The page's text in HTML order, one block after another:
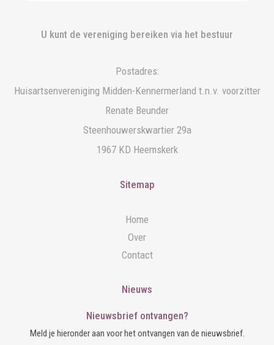
U kunt de vereniging bereiken via het bestuur
Postadres:
Huisartsenvereniging Midden-Kennermerland t.n.v. voorzitter
Renate Beunder
Steenhouwerskwartier 29a
1967 KD Heemskerk
Sitemap
Home
Over
Contact
Nieuws
Nieuwsbrief ontvangen?
Meld je hieronder aan voor het ontvangen van de nieuwsbrief.